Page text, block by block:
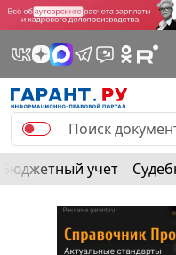
Бюджетный учет